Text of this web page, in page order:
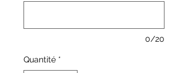
0/20
Quantité *